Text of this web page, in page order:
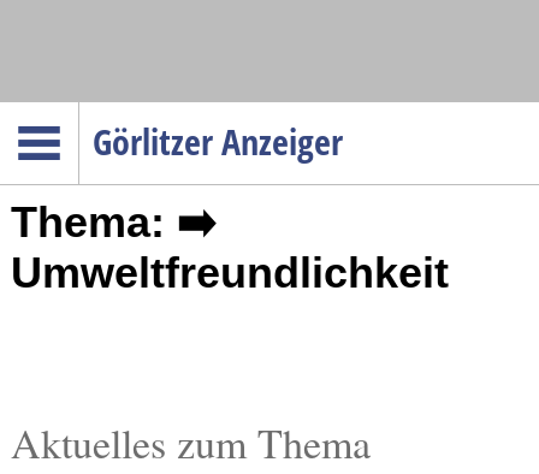
Görlitzer Anzeiger
Menüpunkte
Startseite
Gesellschaft
Gesundheit
Thema: ➡️
Umweltfreundlichkeit
Aktuelles zum Thema